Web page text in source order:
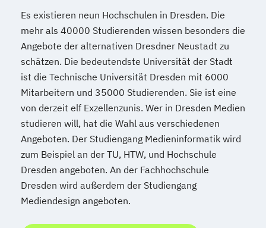
Es existieren neun Hochschulen in Dresden. Die
mehr als 40000 Studierenden wissen besonders die
Angebote der alternativen Dresdner Neustadt zu
schätzen. Die bedeutendste Universität der Stadt
ist die Technische Universität Dresden mit 6000
Mitarbeitern und 35000 Studierenden. Sie ist eine
von derzeit elf Exzellenzunis. Wer in Dresden Medien
studieren will, hat die Wahl aus verschiedenen
Angeboten. Der Studiengang Medieninformatik wird
zum Beispiel an der TU, HTW, und Hochschule
Dresden angeboten. An der Fachhochschule
Dresden wird außerdem der Studiengang
Mediendesign angeboten.